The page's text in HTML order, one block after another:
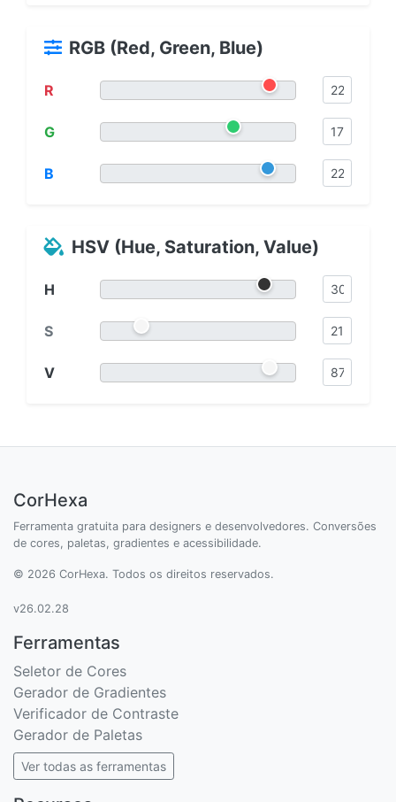
RGB (Red, Green, Blue)
R
G
B
HSV (Hue, Saturation, Value)
H
S
V
CorHexa
Ferramenta gratuita para designers e desenvolvedores. Conversões
de cores, paletas, gradientes e acessibilidade.
© 2026 CorHexa. Todos os direitos reservados.
v26.02.28
Ferramentas
Seletor de Cores
Gerador de Gradientes
Verificador de Contraste
Gerador de Paletas
Ver todas as ferramentas